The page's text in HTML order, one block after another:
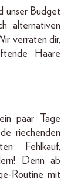
unser Budget
alternativen
verraten dir,
Haare
paar Tage
riechenden
Fehlkauf,
Denn ab
Routine mit